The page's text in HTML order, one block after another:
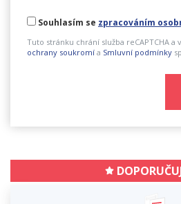
Souhlasím se zpracováním
Tuto stránku chrání služba reCAPTCHA a
ochrany soukromí a Smluvní podmínky